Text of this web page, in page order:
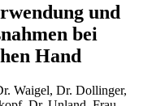
und
bei
Hand
Waigel, Dr. Dollinger,